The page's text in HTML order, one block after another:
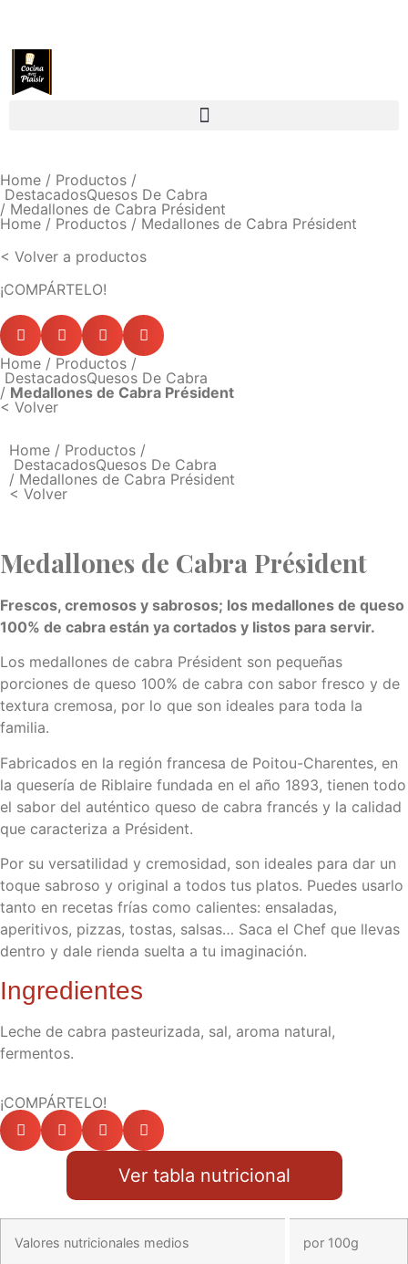
Home / Productos /
DestacadosQuesos De Cabra
/ Medallones de Cabra Président
Home / Productos / Medallones de Cabra Président
< Volver a productos
¡COMPÁRTELO!
Home / Productos /
DestacadosQuesos De Cabra
/ Medallones de Cabra Président
< Volver
Home / Productos /
DestacadosQuesos De Cabra
/ Medallones de Cabra Président
< Volver
Medallones de Cabra Président
Frescos, cremosos y sabrosos; los medallones de queso
100% de cabra están ya cortados y listos para servir.
Los medallones de cabra Président son pequeñas
porciones de queso 100% de cabra con sabor fresco y de
textura cremosa, por lo que son ideales para toda la
familia.
Fabricados en la región francesa de Poitou-Charentes, en
la quesería de Riblaire fundada en el año 1893, tienen todo
el sabor del auténtico queso de cabra francés y la calidad
que caracteriza a Président.
Por su versatilidad y cremosidad, son ideales para dar un
toque sabroso y original a todos tus platos. Puedes usarlo
tanto en recetas frías como calientes: ensaladas,
aperitivos, pizzas, tostas, salsas… Saca el Chef que llevas
dentro y dale rienda suelta a tu imaginación.
Ingredientes
Leche de cabra pasteurizada, sal, aroma natural,
fermentos.
¡COMPÁRTELO!
Ver tabla nutricional
Valores nutricionales medios por 100g